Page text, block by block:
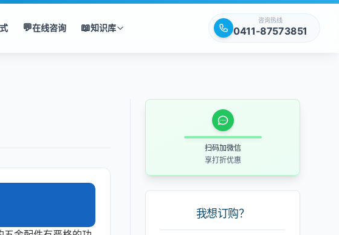
💬在线咨询 📖知识库
咨询热线
0411-87573851
扫码加微信
享打折优惠
我想订购？